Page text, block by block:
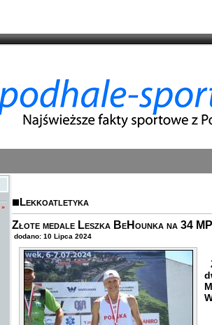
»
Lekkoatletyka
Złote medale Leszka BeHounka na 34
dodano: 10 Lipca 2024